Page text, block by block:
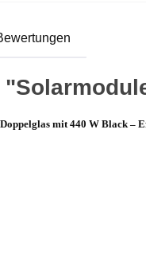
mit 440 W Black –